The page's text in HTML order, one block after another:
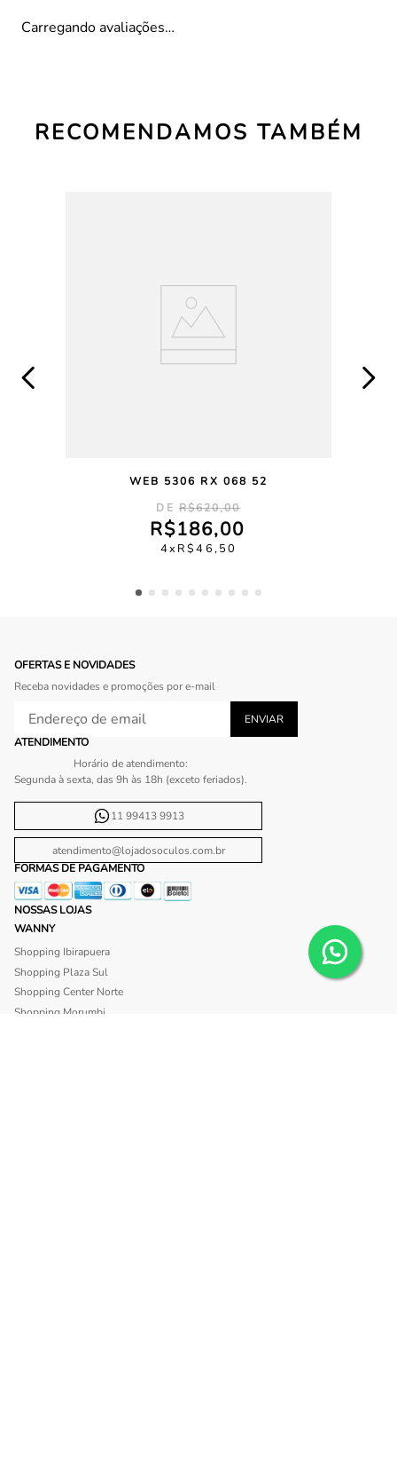
Carregando avaliações…
RECOMENDAMOS TAMBÉM
WEB 5306 RX 068 52
R$620,00
R$186,00
4 R$46,50
OFERTAS E NOVIDADES
Receba novidades e promoções por e-mail
ATENDIMENTO
Horário de atendimento:
Segunda à sexta, das 9h às 18h (exceto feriados).
11 99413 9913
atendimento@lojadosoculos.com.br
FORMAS DE PAGAMENTO
NOSSAS LOJAS
WANNY
Shopping Ibirapuera
Shopping Plaza Sul
Shopping Center Norte
Shopping Morumbi